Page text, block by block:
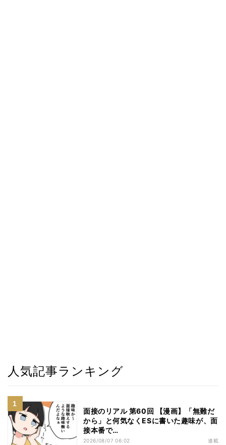
人気記事ランキング
面接のリアル 第60回 【漫画】「無難だ
から」と何気なくESに書いた趣味が、面
接本番で…
2026/08/07 06:02 連載